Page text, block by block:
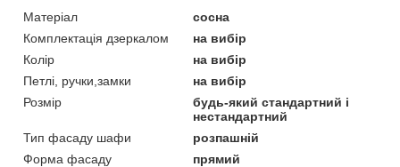
Матеріал
сосна
Комплектація дзеркалом
на вибір
Колір
на вибір
Петлі, ручки,замки
на вибір
Розмір
будь-який стандартний і
нестандартний
Тип фасаду шафи
розпашній
Форма фасаду
прямий